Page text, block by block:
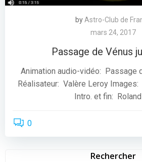
by Astro-Club de
mars 24, 2017
Passage de Vénus
Animation audio-vidéo: Passage
Réalisateur: Valère Leroy
Intro. et fin:
0
Rechercher